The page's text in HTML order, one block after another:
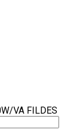
VA FILDES